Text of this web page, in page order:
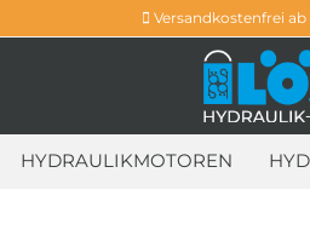
Versandkostenfrei ab
HYDRAULIKMOTOREN